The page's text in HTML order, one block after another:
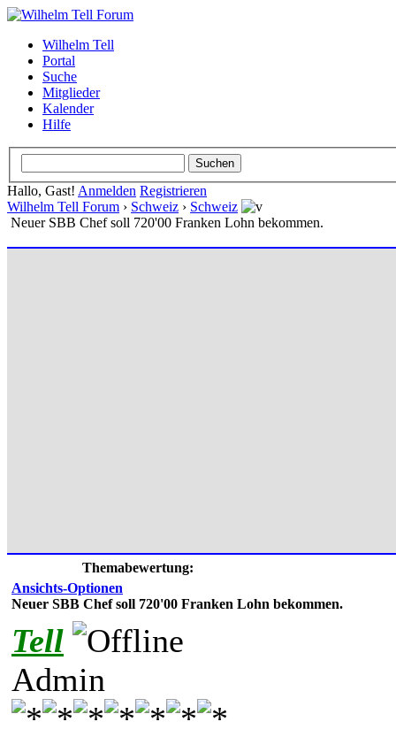
Wilhelm Tell
Portal
Suche
Mitglieder
Kalender
Hilfe
Hallo, Gast! Anmelden Registrieren
Wilhelm Tell Forum › Schweiz › Schweiz
Neuer SBB Chef soll 720'00 Franken Lohn bekommen.
Themabewertung:
Ansichts-Optionen
Neuer SBB Chef soll 720'00 Franken Lohn bekommen.
Tell
Admin